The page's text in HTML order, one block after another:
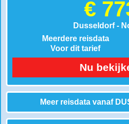
€
Dusseldorf -
Meerdere reisdata
Voor dit tarief
Nu
Meer reisdata vanaf